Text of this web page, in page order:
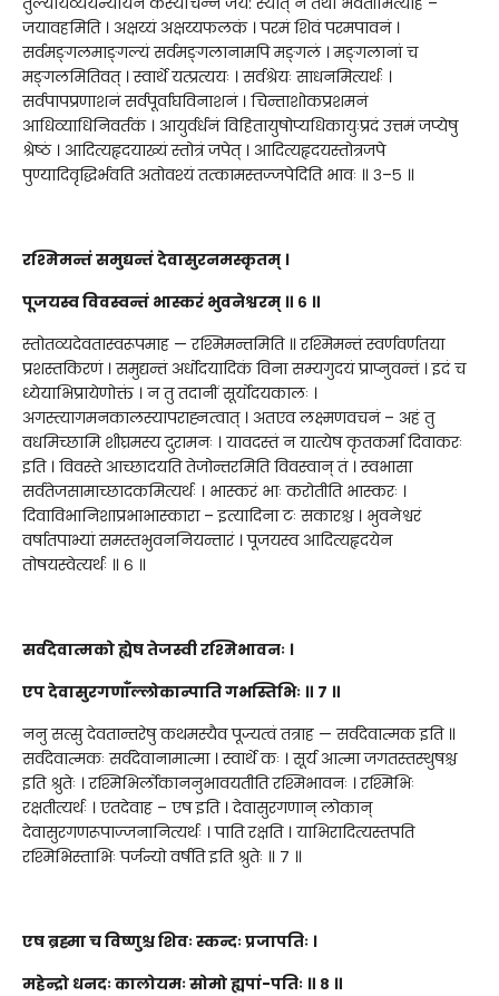
जयावहमिति । अक्षय्यं अक्षय्यफलकं । परमं शिवं परमपावनं ।
सर्वमङ्गलमाङ्गल्यं सर्वमङ्गलानामपि मङ्गलं । मङ्गलानां च
मङ्गलमितिवत् । स्वार्थे यत्प्रत्ययः । सर्वश्रेयः साधनमित्यर्थः ।
सर्वपापप्रणाशनं सर्वपूर्वाघविनाशनं । चिन्ताशोकप्रशमनं
आधिव्याधिनिवर्तकं । आयुर्वर्धनं विहितायुषोप्यधिकायुःप्रदं उत्तमं जप्येषु
श्रेष्ठं । आदित्यहृदयाख्यं स्तोत्रं जपेत् । आदित्यहृदयस्तोत्रजपे
पुण्यादिवृद्धिर्भवति अतोवश्यं तत्कामस्तज्जपेदिति भावः ॥ ३–५ ॥
रश्मिमन्तं समुद्यन्तं देवासुरनमस्कृतम् ।
पूजयस्व विवस्वन्तं भास्करं भुवनेश्वरम् ॥ ६ ॥
स्तोतव्यदेवतास्वरूपमाह — रश्मिमन्तमिति ॥ रश्मिमन्तं स्वर्णवर्णतया
प्रशस्तकिरणं । समुद्यन्तं अर्धोदयादिकं विना सम्यगुदयं प्राप्नुवन्तं । इदं च
ध्येयाभिप्रायेणोक्तं । न तु तदानीं सूर्योदयकालः ।
अगस्त्यागमनकालस्यापराह्नत्वात् । अतएव लक्ष्मणवचनं – अहं तु
वधमिच्छामि शीघ्रमस्य दुरामनः । यावदस्तं न यात्येष कृतकर्मा दिवाकरः
इति । विवस्ते आच्छादयति तेजोन्तरमिति विवस्वान् तं । स्वभासा
सर्वतेजसामाच्छादकमित्यर्थः । भास्करं भाः करोतीति भास्करः ।
दिवाविभानिशाप्रभाभास्कारा – इत्यादिना टः सकारश्च । भुवनेश्वरं
वर्षातपाभ्यां समस्तभुवननियन्तारं । पूजयस्व आदित्यहृदयेन
तोषयस्वेत्यर्थः ॥ ६ ॥
सर्वदेवात्मको ह्येष तेजस्वी रश्मिभावनः ।
एप देवासुरगणाँल्लोकान्पाति गभस्तिभिः ॥ ७ ॥
ननु सत्सु देवतान्तरेषु कथमस्यैव पूज्यत्वं तत्राह — सर्वदेवात्मक इति ॥
सर्वदेवात्मकः सर्वदेवानामात्मा । स्वार्थे कः । सूर्य आत्मा जगतस्तस्थुषश्च
इति श्रुतेः । रश्मिभिर्लोकाननुभावयतीति रश्मिभावनः । रश्मिभिः
रक्षतीत्यर्थः । एतदेवाह – एष इति । देवासुरगणान् लोकान्
देवासुरगणरूपाज्जनानित्यर्थः । पाति रक्षति । याभिरादित्यस्तपति
रश्मिभिस्ताभिः पर्जन्यो वर्षति इति श्रुतेः ॥ ७ ॥
एष ब्रह्मा च विष्णुश्च शिवः स्कन्दः प्रजापतिः ।
महेन्द्रो धनदः कालोयमः सोमो ह्यपां-पतिः ॥ ८ ॥